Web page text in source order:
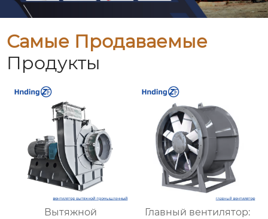
Самые Продаваемые
Продукты
Вытяжной
Главный вентилятор: